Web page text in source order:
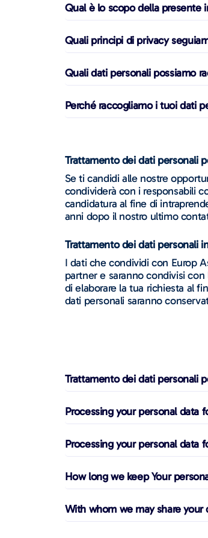
Qual è lo scopo della presente
Quali principi di privacy
Quali dati personali possiamo
Perché raccogliamo i tuoi dati
Trattamento dei dati personali
Se ti candidi alle nostre
condividerà con i responsabili
candidatura al fine di
anni dopo il nostro ultimo
Trattamento dei dati personali
I dati che condividi con Europ
partner e saranno condivisi
di elaborare la tua richiesta al
dati personali saranno
Trattamento dei dati personali
Processing your personal data
Processing your personal data
How long we keep Your
With whom we may share your